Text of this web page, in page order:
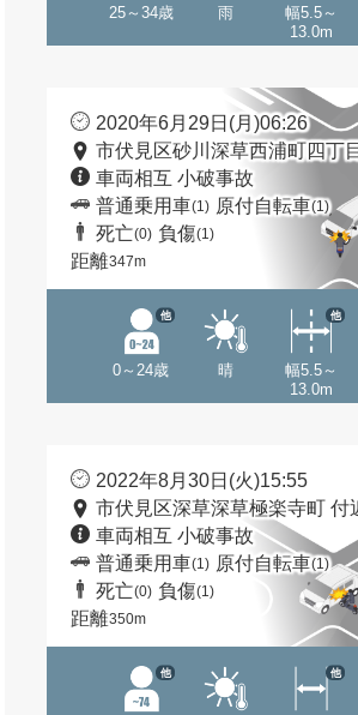
25～34歳 雨
幅5.5～
13.0m
2020年6月29日(月)06:26
市伏見区砂川深草西浦町四丁
車両相互 小破事故
普通乗用車(1) 原付自転車(1)
死亡(0) 負傷(1)
距離347m
0～24歳
他
晴
幅5.5～
13.0m
他
2022年8月30日(火)15:55
市伏見区深草深草極楽寺町 付
車両相互 小破事故
普通乗用車(1) 原付自転車(1)
死亡(0) 負傷(1)
距離350m
他 他